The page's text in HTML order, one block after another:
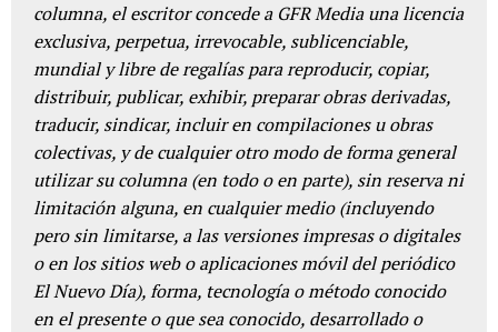
columna, el escritor concede a GFR Media una licencia
exclusiva, perpetua, irrevocable, sublicenciable,
mundial y libre de regalías para reproducir, copiar,
distribuir, publicar, exhibir, preparar obras derivadas,
traducir, sindicar, incluir en compilaciones u obras
colectivas, y de cualquier otro modo de forma general
utilizar su columna (en todo o en parte), sin reserva ni
limitación alguna, en cualquier medio (incluyendo
pero sin limitarse, a las versiones impresas o digitales
o en los sitios web o aplicaciones móvil del periódico
El Nuevo Día), forma, tecnología o método conocido
en el presente o que sea conocido, desarrollado o